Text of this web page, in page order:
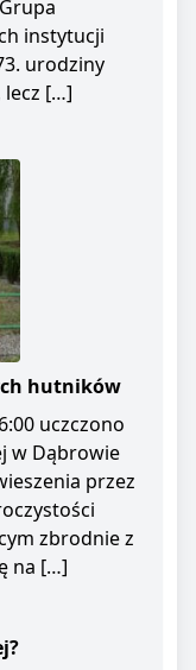
instytucji
urodziny
lecz […]
hutników
uczczono
w Dąbrowie
przez
zbrodnie z
na […]